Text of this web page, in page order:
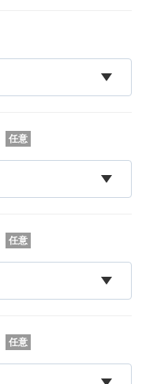
任意
任意
任意